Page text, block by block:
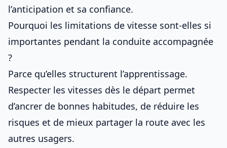
l’anticipation et sa confiance.
Pourquoi les limitations de vitesse sont-elles si
importantes pendant la conduite accompagnée
?
Parce qu’elles structurent l’apprentissage.
Respecter les vitesses dès le départ permet
d’ancrer de bonnes habitudes, de réduire les
risques et de mieux partager la route avec les
autres usagers.